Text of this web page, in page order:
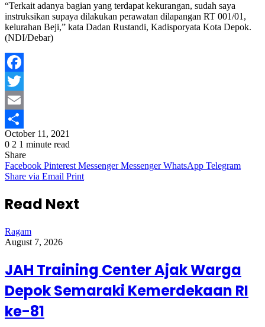
“Terkait adanya bagian yang terdapat kekurangan, sudah saya
instruksikan supaya dilakukan perawatan dilapangan RT 001/01,
kelurahan Beji,” kata Dadan Rustandi, Kadisporyata Kota Depok.
(NDI/Debar)
Facebook
Twitter
Email
Share
October 11, 2021
0 2 1 minute read
Share
Facebook Pinterest Messenger Messenger WhatsApp Telegram
Share via Email Print
Read Next
Ragam
August 7, 2026
JAH Training Center Ajak Warga
Depok Semaraki Kemerdekaan RI
ke-81